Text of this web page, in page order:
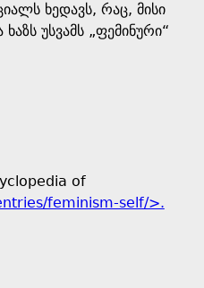
ხედავს, რაც, მისი
უსვამს „ფემინური“
of
feminism-self/>.